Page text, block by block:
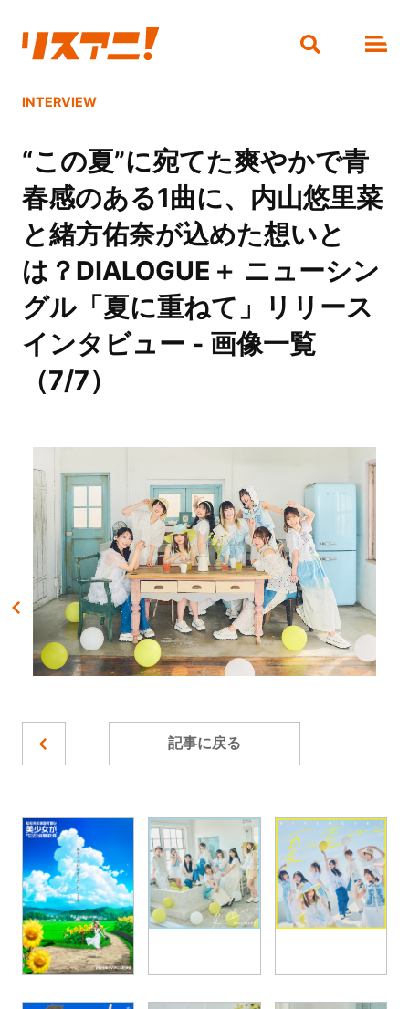
INTERVIEW
“この夏”に宛てた爽やかで青
春感のある1曲に、内山悠里菜
と緒方佑奈が込めた想いと
は？DIALOGUE＋ ニューシン
グル「夏に重ねて」リリース
インタビュー - 画像一覧
（7/7）
記事に戻る